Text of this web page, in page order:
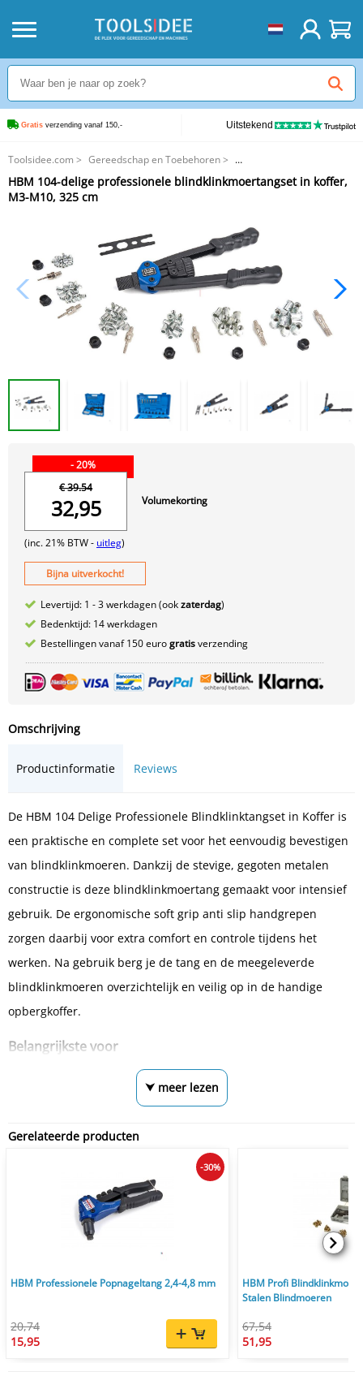
Gratis verzending vanaf 150,- Uitstekend
Toolsidee.com > Gereedschap en Toebehoren>
Popnageltangen en Popnagels
HBM 104-delige professionele blindklinkmoertangset in koffer, M3-M10,
325 cm
HBM 104-delige professionele blindklinkmoertangset in koffer,
M3-M10, 325 cm
- 20%
€ 39.54
32,95
(inc. 21% BTW - uitleg)
Volumekorting
Bijna uitverkocht!
Levertijd: 1 - 3 werkdagen (ookzaterdag)
Bedenktijd: 14 werkdagen
Bestellingen vanaf 150 eurogratisverzending
Omschrijving
Productinformatie Reviews
De HBM 104 Delige Professionele Blindklinktangset in Koffer is
een praktische en complete set voor het eenvoudig bevestigen
van blindklinkmoeren. Dankzij de stevige, gegoten metalen
constructie is deze blindklinkmoertang gemaakt voor intensief
gebruik. De ergonomische soft grip anti slip handgrepen
zorgen daarbij voor extra comfort en controle tijdens het
werken. Na gebruik berg je de tang en de meegeleverde
blindklinkmoeren overzichtelijk en veilig op in de handige
opbergkoffer.
Belangrijkste voor
⮟ meer lezen
Gerelateerde producten
HBM Professionele Popnageltang 2,4-4,8 mm
20,74
15,95
-30%
HBM Profi
Stalen Blindmoeren
67,54
51,95